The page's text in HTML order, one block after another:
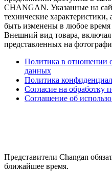
CHANGAN. Указанные на
технические
быть изменены в любое время
Внешний вид товара, включая
представленных на
Политика в отношении
данных
Политика
Согласие на обработку
Соглашение об
Представители Changan
ближайшее время.